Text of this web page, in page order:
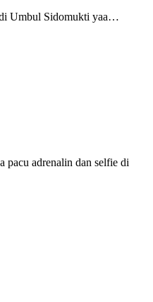
di Umbul Sidomukti yaa…
pacu adrenalin dan selfie di